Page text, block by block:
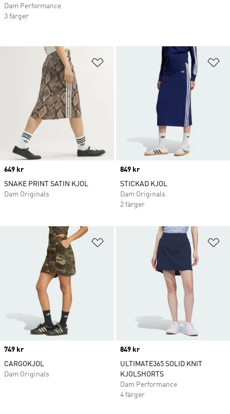
Lägg till på önskelistan
Price
649 kr
SNAKE PRINT SATIN KJOL
Dam Originals
Price
849 kr
STICKAD KJOL
Dam Originals
2 färger
Lägg till på önskelistan
Price
749 kr
CARGOKJOL
Dam Originals
Price
849 kr
ULTIMATE365 SOLID KNIT
KJOLSHORTS
Dam Performance
4 färger
Dam Performance
3 färger